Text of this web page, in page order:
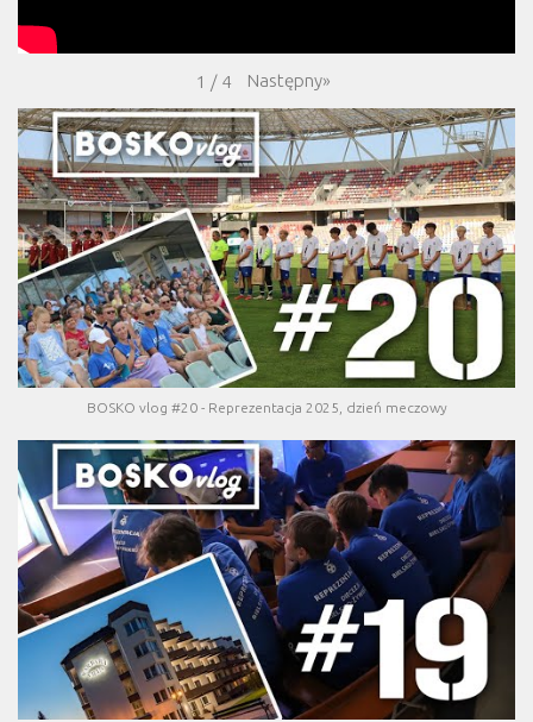
1 / 4 Następny»
BOSKO vlog #20 - Reprezentacja 2025, dzień meczowy